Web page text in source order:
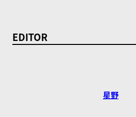
EDITOR
星野